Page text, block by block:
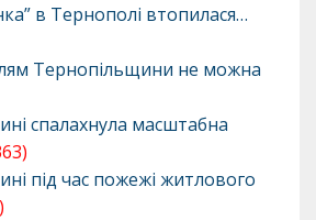
в Тернополі втопилася…
Тернопільщини не можна
спалахнула масштабна
під час пожежі житлового